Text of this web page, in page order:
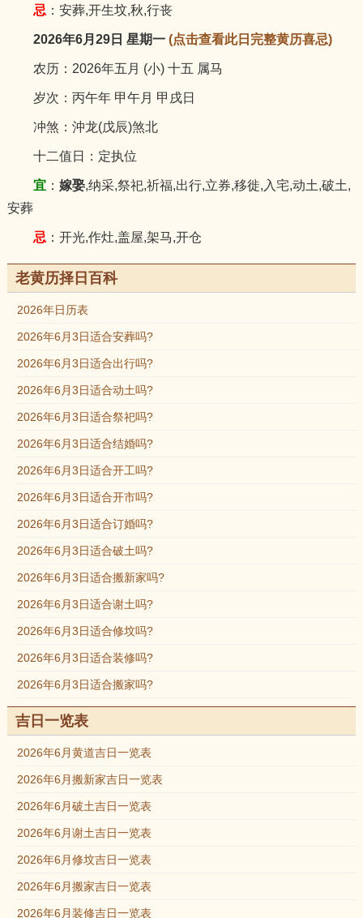
忌 ：安葬,开生坟,秋,行丧
2026年6月29日 星期一 (点击查看此日完整黄历喜忌)
农历：2026年五月 (小) 十五 属马
岁次：丙午年 甲午月 甲戌日
冲煞：沖龙(戊辰)煞北
十二值日：定执位
宜： 嫁娶,纳采,祭祀,祈福,出行,立券,移徙,入宅,动土,破土,
安葬
忌 ：开光,作灶,盖屋,架马,开仓
老黄历择日百科
2026年日历表
2026年6月3日适合安葬吗?
2026年6月3日适合出行吗?
2026年6月3日适合动土吗?
2026年6月3日适合祭祀吗?
2026年6月3日适合结婚吗?
2026年6月3日适合开工吗?
2026年6月3日适合开市吗?
2026年6月3日适合订婚吗?
2026年6月3日适合破土吗?
2026年6月3日适合搬新家吗?
2026年6月3日适合谢土吗?
2026年6月3日适合修坟吗?
2026年6月3日适合装修吗?
2026年6月3日适合搬家吗?
吉日一览表
2026年6月黄道吉日一览表
2026年6月搬新家吉日一览表
2026年6月破土吉日一览表
2026年6月谢土吉日一览表
2026年6月修坟吉日一览表
2026年6月搬家吉日一览表
2026年6月装修吉日一览表